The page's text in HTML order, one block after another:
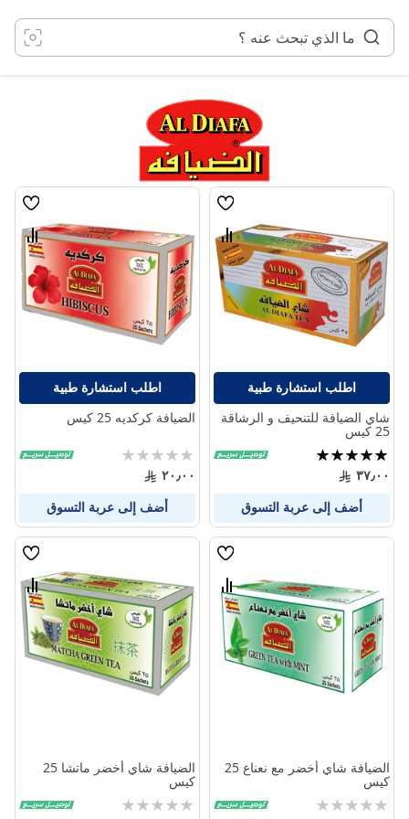
إلى
المحتوى
قائمة
قارن
بين
المنتجات
اطلب استشارة طبية
شاي الضيافة للتنحيف و الرشاقة
25 كيس
تقييم:
100%
٣٧٫٠٠
أضف إلى عربة التسوق
قائمة
قارن
بين
اطلب استشارة طبية
الضيافة كركديه 25 كيس
Rating:
٢٠٫٠٠
أضف إلى عربة التسوق
قائمة
قارن
بين
المنتجات
الضيافة شاي أخضر مع نعناع 25
كيس
Rating:
قائمة
قارن
بين
الضيافة شاي أخضر ماتشا 25
كيس
Rating: